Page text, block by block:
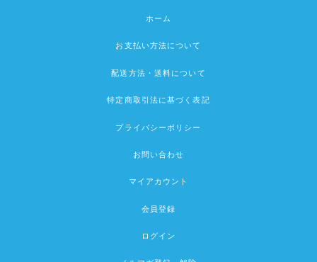
ホーム
お支払い方法について
配送方法・送料について
特定商取引法に基づく表記
プライバシーポリシー
お問い合わせ
マイアカウント
会員登録
ログイン